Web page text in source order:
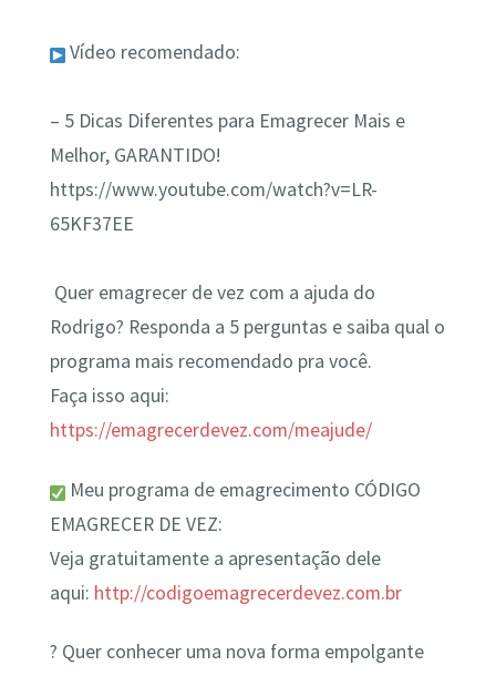
Vídeo recomendado:
– 5 Dicas Diferentes para Emagrecer Mais e
Melhor, GARANTIDO!
https://www.youtube.com/watch?v=LR-
65KF37EE
Quer emagrecer de vez com a ajuda do
Rodrigo? Responda a 5 perguntas e saiba qual o
programa mais recomendado pra você.
Faça isso aqui:
https://emagrecerdevez.com/meajude/
Meu programa de emagrecimento CÓDIGO
EMAGRECER DE VEZ:
Veja gratuitamente a apresentação dele
aqui: http://codigoemagrecerdevez.com.br
? Quer conhecer uma nova forma empolgante